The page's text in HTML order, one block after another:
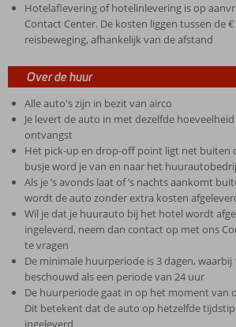
Hotelaflevering of hotelinlevering is op
Contact Center. De kosten liggen tussen de
reisbeweging, afhankelijk van de afstand
Over de huur
Alle auto's zijn in bezit van airco
Je levert de auto in met dezelfde
ontvangst
Het pick-up en drop-off point ligt net buiten
busje word je van en naar het
Als je ’s avonds laat of ’s nachts aankomt
wordt de auto zonder extra kosten
Wil je dat je huurauto bij het hotel wordt
ingeleverd, neem dan contact op met ons
te vragen
De minimale huurperiode is 3 dagen, waarbij
beschouwd als een periode van 24 uur
De huurperiode gaat in op het moment van
Dit betekent dat de auto op hetzelfde
ingeleverd